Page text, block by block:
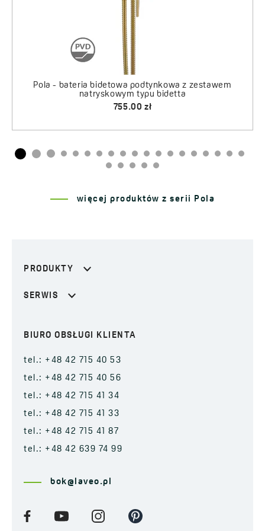
więcej produktów z serii Pola
PRODUKTY
SERWIS
BIURO OBSŁUGI KLIENTA
tel.: +48 42 715 40 53
tel.: +48 42 715 40 56
tel.: +48 42 715 41 34
tel.: +48 42 715 41 33
tel.: +48 42 715 41 87
tel.: +48 42 639 74 99
bok@laveo.pl